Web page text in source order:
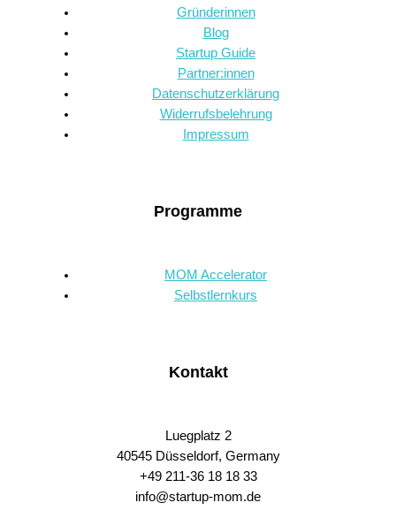
Gründerinnen
Blog
Startup Guide
Partner:innen
Datenschutzerklärung
Widerrufsbelehrung
Impressum
Programme
MOM Accelerator
Selbstlernkurs
Kontakt
Luegplatz 2
40545 Düsseldorf, Germany
+49 211-36 18 18 33
info@startup-mom.de